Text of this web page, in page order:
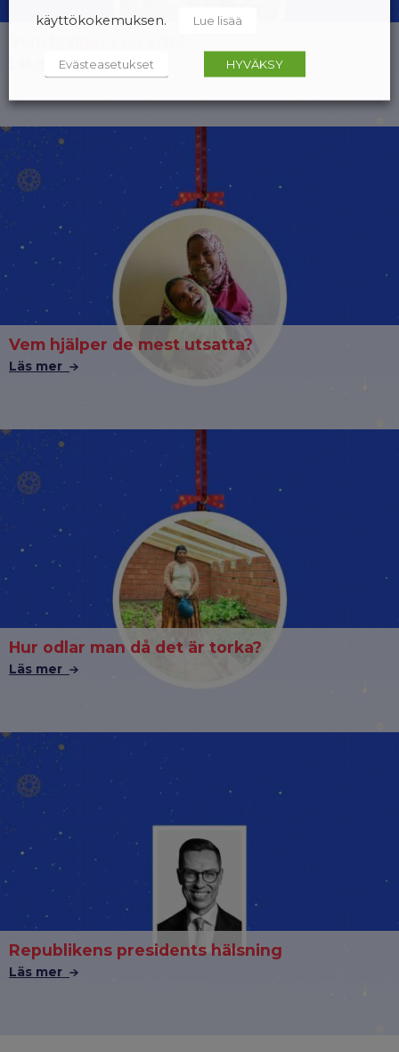
Läs mer
Vem hjälper de mest utsatta?
Läs mer
Hur odlar man då det är torka?
Läs mer
Republikens presidents hälsning
Läs mer
käyttökokemuksen. Lue lisää
Evästeasetukset HYVÄKSY